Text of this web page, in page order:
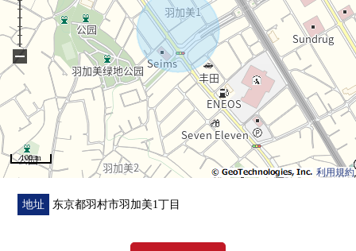
利用規約
100 m
−
地址 东京都羽村市羽加美1丁目